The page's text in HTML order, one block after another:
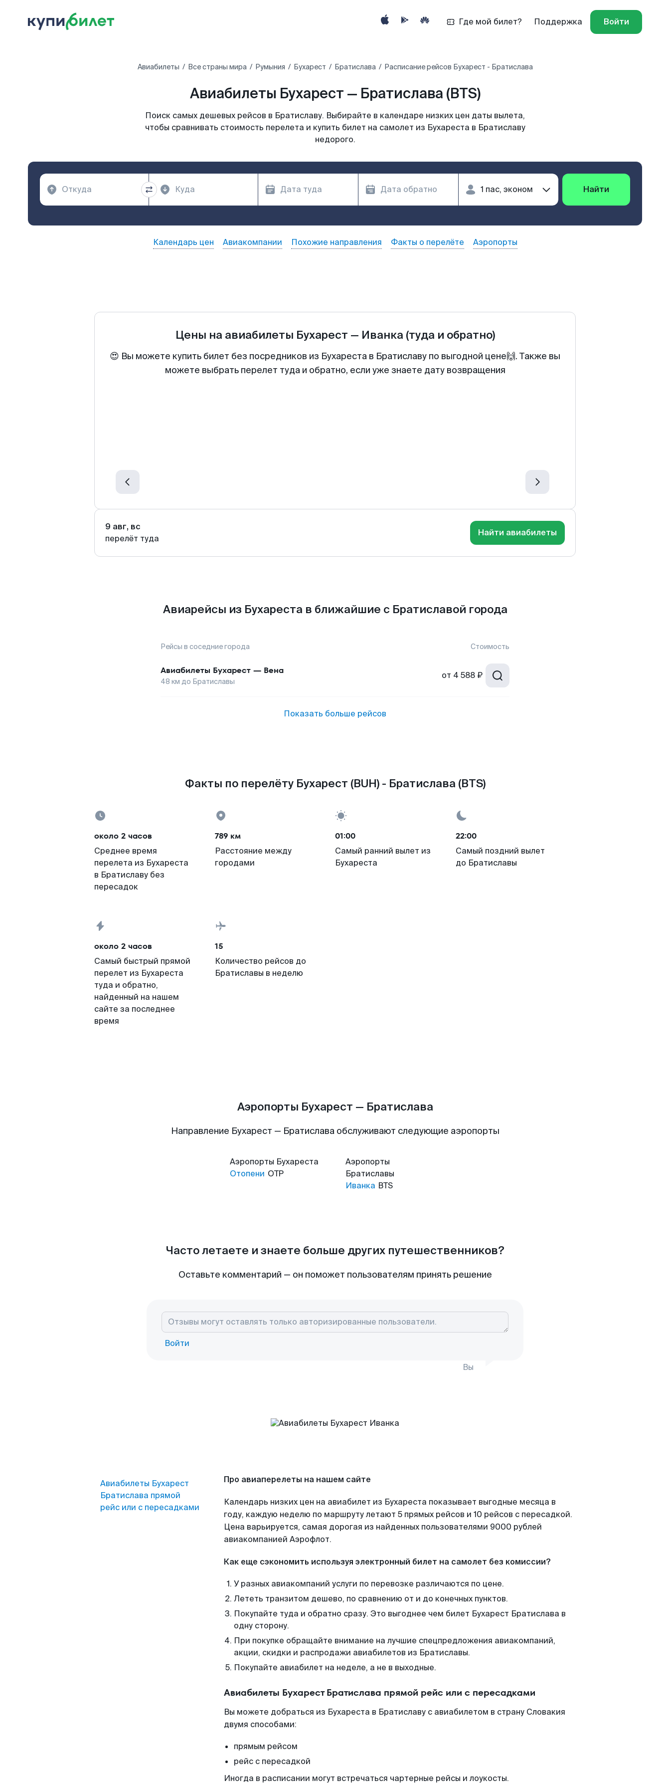
Где мой билет? Поддержка Войти
Авиабилеты Все страны мира Румыния Бухарест Братислава Расписание рейсов Бухарест - Братислава
Авиабилеты Бухарест — Братислава (BTS)
Поиск самых дешевых рейсов в Братиславу. Выбирайте в календаре низких цен даты вылета,
чтобы сравнивать стоимость перелета и купить билет на самолет из Бухареста в Братиславу
недорого.
Найти
Календарь цен Авиакомпании Похожие направления Факты о перелёте Аэропорты
Цены на авиабилеты Бухарест — Иванка (туда и обратно)
😍 Вы можете купить билет без посредников из Бухареста в Братиславу по выгодной цене🙌. Также вы
можете выбрать перелет туда и обратно, если уже знаете дату возвращения
9 авг, вс
перелёт туда
Найти авиабилеты
Авиарейсы из Бухареста в ближайшие с Братиславой города
Рейсы в соседние города Стоимость
Авиабилеты Бухарест — Вена
48 км до Братиславы
от 4 588 ₽
Показать больше рейсов
Факты по перелёту Бухарест (BUH) - Братислава (BTS)
около 2 часов
Среднее время
перелета из Бухареста
в Братиславу без
пересадок
789 км
Расстояние между
городами
01:00
Самый ранний вылет из
Бухареста
22:00
Самый поздний вылет
до Братиславы
около 2 часов
Самый быстрый прямой
перелет из Бухареста
туда и обратно,
найденный на нашем
сайте за последнее
время
15
Количество рейсов до
Братиславы в неделю
Аэропорты Бухарест — Братислава
Направление Бухарест — Братислава обслуживают следующие аэропорты
Аэропорты Бухареста
Отопени OTP
Аэропорты
Братиславы
Иванка BTS
Часто летаете и знаете больше других путешественников?
Оставьте комментарий — он поможет пользователям принять решение
Войти
Вы
Авиабилеты Бухарест
Братислава прямой
рейс или с пересадками
Про авиаперелеты на нашем сайте
Календарь низких цен на авиабилет из Бухареста показывает выгодные месяца в
году, каждую неделю по маршруту летают 5 прямых рейсов и 10 рейсов с пересадкой.
Цена варьируется, самая дорогая из найденных пользователями 9000 рублей
авиакомпанией Аэрофлот.
Как еще сэкономить используя электронный билет на самолет без комиссии?
У разных авиакомпаний услуги по перевозке различаются по цене.
Лететь транзитом дешево, по сравнению от и до конечных пунктов.
Покупайте туда и обратно сразу. Это выгоднее чем билет Бухарест Братислава в
одну сторону.
При покупке обращайте внимание на лучшие спецпредложения авиакомпаний,
акции, скидки и распродажи авиабилетов из Братиславы.
Покупайте авиабилет на неделе, а не в выходные.
Авиабилеты Бухарест Братислава прямой рейс или с пересадками
Вы можете добраться из Бухареста в Братиславу с авиабилетом в страну Словакия
двумя способами:
прямым рейсом
рейс с пересадкой
Иногда в расписании могут встречаться чартерные рейсы и лоукосты.